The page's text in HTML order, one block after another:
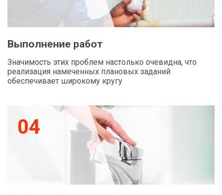
Выполнение работ
Значимость этих проблем настолько очевидна, что
реализация намеченных плановых заданий
обеспечивает широкому кругу
04